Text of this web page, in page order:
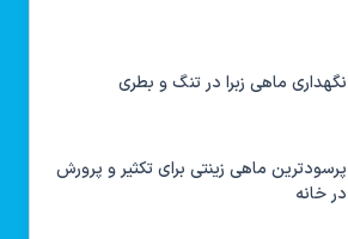
نگهداری ماهی زبرا در تنگ و بطری
پرسودترین ماهی زینتی برای تکثیر و پرورش
در خانه